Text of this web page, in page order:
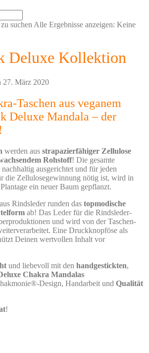
suchen Alle Ergebnisse anzeigen: Keine
Deluxe Kollektion
27. März 2020
Taschen aus veganem
Deluxe Mandala – der
werden aus strapazierfähiger Zellulose
Rohstoff! Die gesamte
ausgerichtet und für jeden
die Zellulosegewinnung nötig ist, wird in
ein neuer Baum gepflanzt.
Rindsleder runden das topmodische
ab! Das Leder für die Rindsleder-
und wird von der Taschen-
Eine Druckknopföse als
Deinen wertvollen Inhalt vor
und liebevoll mit den handgestickten,
Chakra Mandalas
Design, Handarbeit und Qualität
!